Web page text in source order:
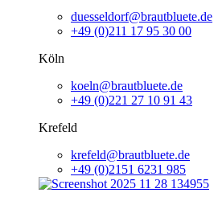
duesseldorf@brautbluete.de
+49 (0)211 17 95 30 00
Köln
koeln@brautbluete.de
+49 (0)221 27 10 91 43
Krefeld
krefeld@brautbluete.de
+49 (0)2151 6231 985